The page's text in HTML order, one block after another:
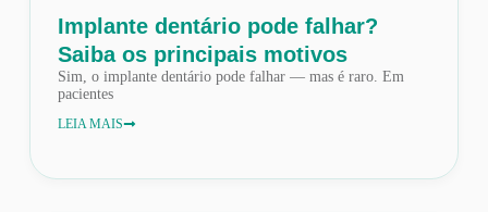
Implante dentário pode falhar?
Saiba os principais motivos
Sim, o implante dentário pode falhar — mas é raro. Em
pacientes
LEIA MAIS